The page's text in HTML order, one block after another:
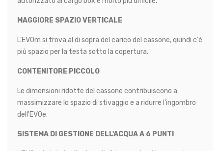
MAGGIORE SPAZIO VERTICALE
L'EVOm si trova al di sopra del carico del cassone, quindi c'è
più spazio per la testa sotto la copertura.
CONTENITORE PICCOLO
Le dimensioni ridotte del cassone contribuiscono a
massimizzare lo spazio di stivaggio e a ridurre l'ingombro
dell'EVOe.
SISTEMA DI GESTIONE DELL'ACQUA A 6 PUNTI